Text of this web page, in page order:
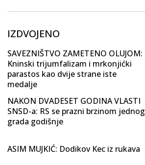
IZDVOJENO
SAVEZNIŠTVO ZAMETENO OLUJOM:
Kninski trijumfalizam i mrkonjićki
parastos kao dvije strane iste
medalje
NAKON DVADESET GODINA VLASTI
SNSD-a: RS se prazni brzinom jednog
grada godišnje
ASIM MUJKIĆ: Dodikov Kec iz rukava